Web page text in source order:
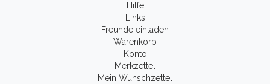
Hilfe
Links
Freunde einladen
Warenkorb
Konto
Merkzettel
Mein Wunschzettel